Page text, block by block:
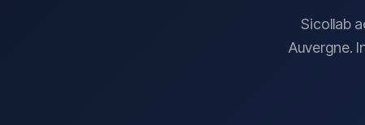
Sicollab
Auvergne.